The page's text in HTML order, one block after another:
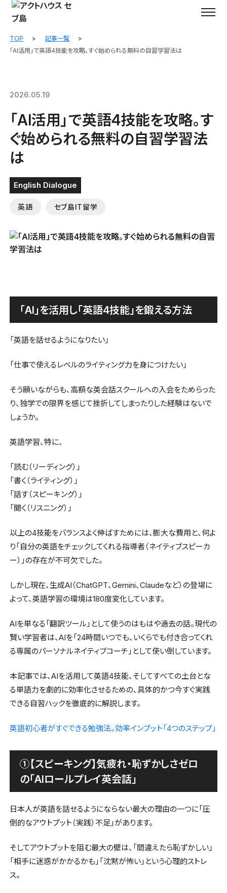
TOP
記事一覧
「AI活用」で英語4技能を攻略。すぐ始められる無料の自習学習法は
2026.05.19
「AI活用」で英語4技能を攻略。す
ぐ始められる無料の自習学習法
は
English Dialogue
英語 セブ島IT留学
「AI」を活用し「英語4技能」を鍛える方法
「英語を話せるようになりたい」
「仕事で使えるレベルのライティング力を身につけたい」
そう願いながらも、高額な英会話スクールへの入会をためらった
り、独学での限界を感じて挫折してしまったりした経験はないで
しょうか。
英語学習、特に、
「読む（リーディング）」
「書く（ライティング）」
「話す（スピーキング）」
「聞く（リスニング）」
以上の4技能をバランスよく伸ばすためには、膨大な費用と、何よ
り「自分の英語をチェックしてくれる指導者（ネイティブスピーカ
ー）」の存在が不可欠でした。
しかし現在、生成AI（ChatGPT、Gemini、Claudeなど）の登場に
よって、英語学習の環境は180度変化しています。
AIを単なる「翻訳ツール」として使うのはもはや過去の話。現代の
賢い学習者は、AIを「24時間いつでも、いくらでも付き合ってくれ
る専属のパーソナルネイティブコーチ」として使い倒しています。
本記事では、AIを活用して英語4技能、そしてすべての土台とな
る単語力を劇的に効率化させるための、具体的かつ今すぐ実践
できる自習ハックを徹底的に解説します。
英語初心者がすぐできる勉強法。効率インプット「4つのステップ」
①【スピーキング】気疲れ・恥ずかしさゼロ
の「AIロールプレイ英会話」
日本人が英語を話せるようにならない最大の理由の一つに「圧
倒的なアウトプット（実践）不足」があります。
そしてアウトプットを阻む最大の壁は、「間違えたら恥ずかしい」
「相手に迷惑がかかるかも」「沈黙が怖い」という心理的ストレ
ス。